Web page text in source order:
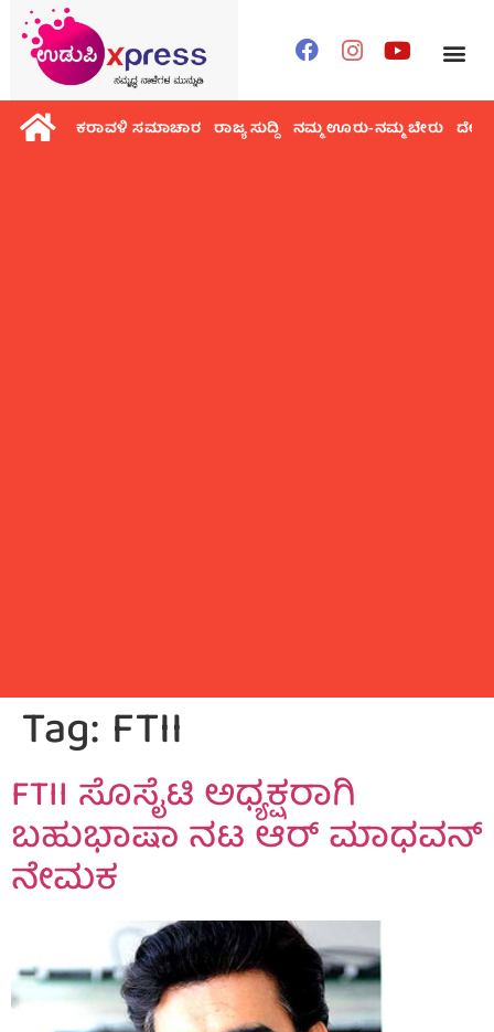
ಕರಾವಳಿ ಸಮಾಚಾರ ರಾಜ್ಯ ಸುದ್ದಿ ನಮ್ಮ ಊರು-ನಮ್ಮ ಬೇರು ದೇಶ
Tag: FTII
FTII ಸೊಸೈಟಿ ಅಧ್ಯಕ್ಷರಾಗಿ
ಬಹುಭಾಷಾ ನಟ ಆರ್ ಮಾಧವನ್
ನೇಮಕ